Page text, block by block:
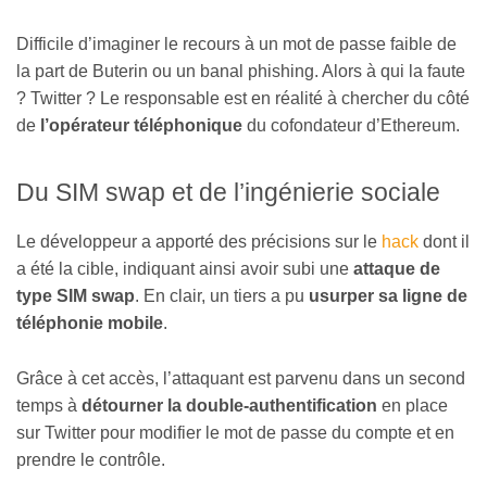
Difficile d’imaginer le recours à un mot de passe faible de
la part de Buterin ou un banal phishing. Alors à qui la faute
? Twitter ? Le responsable est en réalité à chercher du côté
de l’opérateur téléphonique du cofondateur d’Ethereum.
Du SIM swap et de l’ingénierie sociale
Le développeur a apporté des précisions sur le hack dont il
a été la cible, indiquant ainsi avoir subi une attaque de
type SIM swap. En clair, un tiers a pu usurper sa ligne de
téléphonie mobile.
Grâce à cet accès, l’attaquant est parvenu dans un second
temps à détourner la double-authentification en place
sur Twitter pour modifier le mot de passe du compte et en
prendre le contrôle.